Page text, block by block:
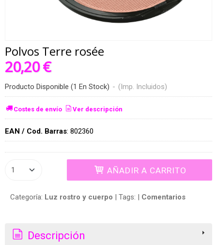
Polvos Terre rosée
20,20 €
Producto Disponible (1 En Stock) - (Imp. Incluidos)
Costes de envío Ver descripción
EAN / Cod. Barras: 802360
AÑADIR A CARRITO
Categoría: Luz rostro y cuerpo Tags: Comentarios
Descripción